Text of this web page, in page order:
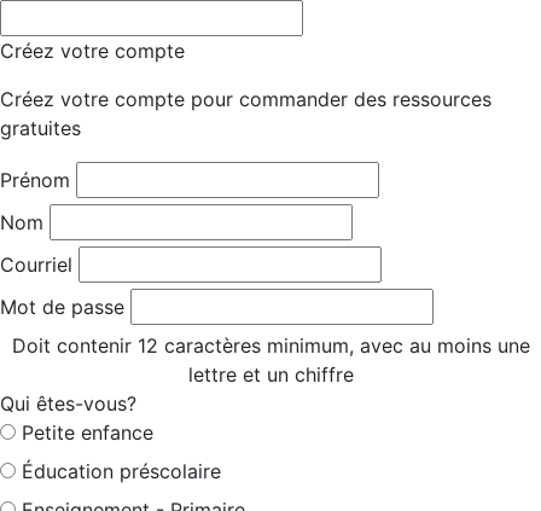
Créez votre compte
Créez votre compte pour commander des ressources
gratuites
Prénom
Nom
Courriel
Mot de passe
Doit contenir 12 caractères minimum, avec au moins une
lettre et un chiffre
Qui êtes-vous?
Petite enfance
Éducation préscolaire